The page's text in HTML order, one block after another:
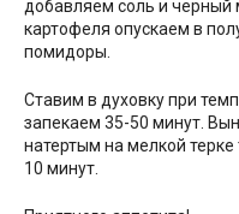
добавляем соль и
картофеля опускаем в
помидоры.
Ставим в духовку при
запекаем 35-50 минут.
натертым на мелкой
10 минут.